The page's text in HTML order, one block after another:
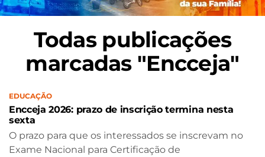
Todas publicações
marcadas "Encceja"
EDUCAÇÃO
Encceja 2026: prazo de inscrição termina nesta
sexta
O prazo para que os interessados se inscrevam no
Exame Nacional para Certificação de